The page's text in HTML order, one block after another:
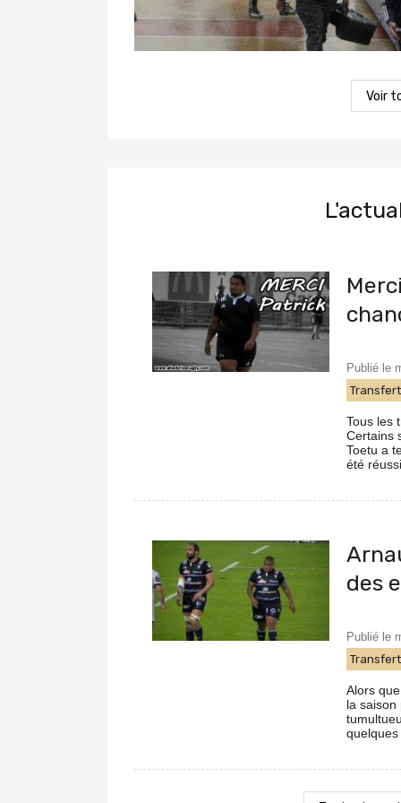
Voir
Publié le
Tous les
Certains
Toetu a
été
des
Publié le
Alors
la saison